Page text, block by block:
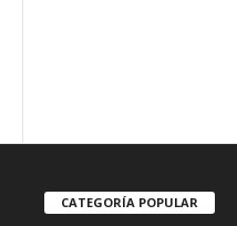
CATEGORÍA POPULAR